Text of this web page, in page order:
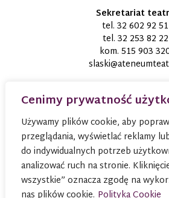
Cenimy prywatność
Używamy plików cookie, aby
przeglądania, wyświetlać reklamy
do indywidualnych potrzeb
analizować ruch na stronie.
wszystkie” oznacza zgodę na
Sekretariat
tel. 32 602 92 51
tel. 32 253 82 22
kom. 515 903